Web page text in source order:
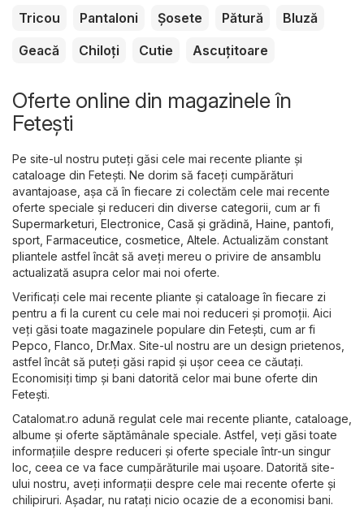
Tricou Pantaloni Șosete Pătură
Bluză
Geacă
Chiloți Cutie Ascuțitoare
Oferte online din magazinele în
Feteşti
Pe site-ul nostru puteți găsi cele mai recente pliante și
cataloage din Feteşti. Ne dorim să faceți cumpărături
avantajoase, așa că în fiecare zi colectăm cele mai recente
oferte speciale și reduceri din diverse categorii, cum ar fi
Supermarketuri Electronice Casă și grădină Haine, pantofi,
sport Farmaceutice, cosmetice Altele. Actualizăm constant
pliantele astfel încât să aveți mereu o privire de ansamblu
actualizată asupra celor mai noi oferte.
Verificați cele mai recente pliante și cataloage în fiecare zi
pentru a fi la curent cu cele mai noi reduceri și promoții. Aici
veți găsi toate magazinele populare din Feteşti, cum ar fi
Pepco Flanco Dr.Max. Site-ul nostru are un design prietenos,
astfel încât să puteți găsi rapid și ușor ceea ce căutați.
Economisiți timp și bani datorită celor mai bune oferte din
Feteşti.
Catalomat.ro adună regulat cele mai recente pliante, cataloage,
albume și oferte săptămânale speciale. Astfel, veți găsi toate
informațiile despre reduceri și oferte speciale într-un singur
loc, ceea ce va face cumpărăturile mai ușoare. Datorită site-
ului nostru, aveți informații despre cele mai recente oferte și
chilipiruri. Așadar, nu ratați nicio ocazie de a economisi bani.